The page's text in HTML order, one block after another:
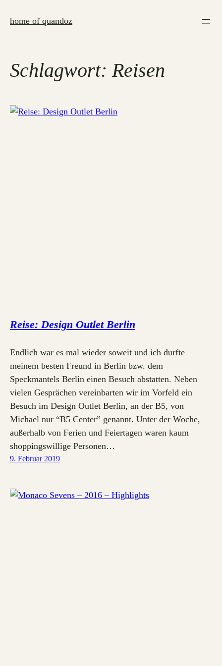
Inhalthome of quandoz
Schlagwort:Reisen
Reise: Design Outlet Berlin
Endlich war es mal wieder soweit und ich durfte
meinem besten Freund in Berlin bzw. dem
Speckmantels Berlin einen Besuch abstatten. Neben
vielen Gesprächen vereinbarten wir im Vorfeld ein
Besuch im Design Outlet Berlin, an der B5, von
Michael nur “B5 Center” genannt. Unter der Woche,
außerhalb von Ferien und Feiertagen waren kaum
shoppingswillige Personen…
9. Februar 2019